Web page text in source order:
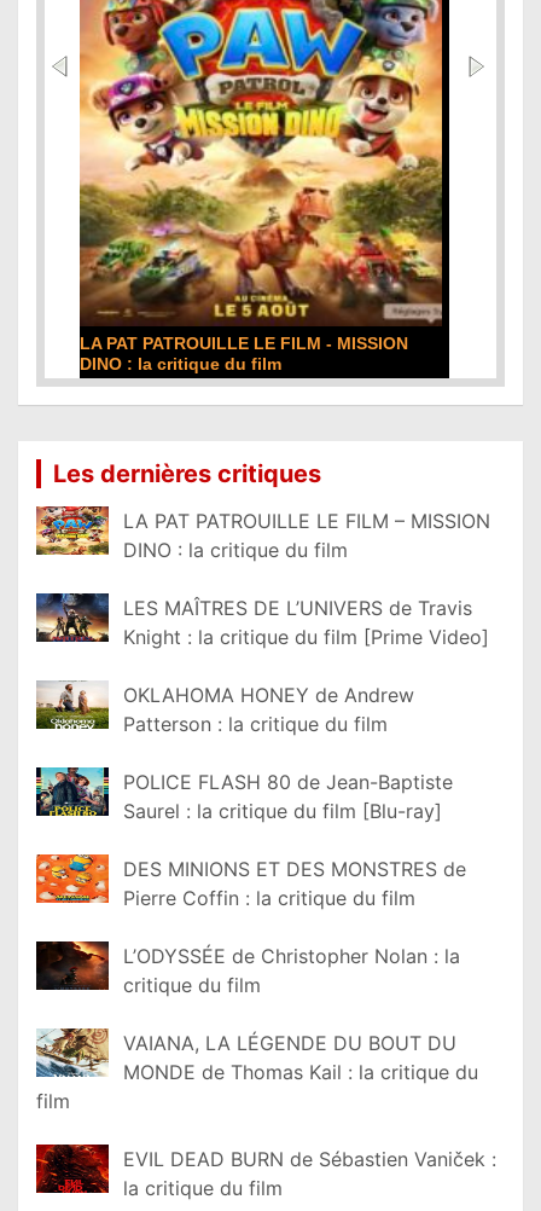
LA PAT PATROUILLE LE FILM - MISSION
DINO : la critique du film
Les dernières critiques
LA PAT PATROUILLE LE FILM – MISSION
DINO : la critique du film
LES MAÎTRES DE L’UNIVERS de Travis
Knight : la critique du film [Prime Video]
OKLAHOMA HONEY de Andrew
Patterson : la critique du film
POLICE FLASH 80 de Jean-Baptiste
Saurel : la critique du film [Blu-ray]
DES MINIONS ET DES MONSTRES de
Pierre Coffin : la critique du film
L’ODYSSÉE de Christopher Nolan : la
critique du film
VAIANA, LA LÉGENDE DU BOUT DU
MONDE de Thomas Kail : la critique du
film
EVIL DEAD BURN de Sébastien Vaniček :
la critique du film